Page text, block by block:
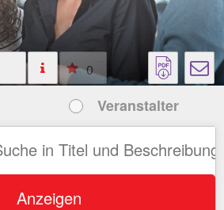
0
Veranstalter
Anzeigen